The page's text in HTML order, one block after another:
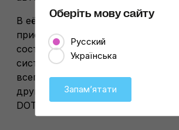
В её составе – специально
присадки, благодаря чему точка
составляет 260°. Она сохраняет
систему автомобиля чистой на
всего срока эксплуатации.
другими тормозными жидкостями
DOT-3 и DOT-4 на гликолевой
Оберіть мову сайту
Русский
Українська
Запамʼятати